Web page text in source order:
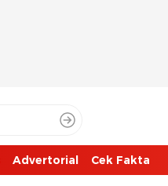
Advertorial Cek Fakta